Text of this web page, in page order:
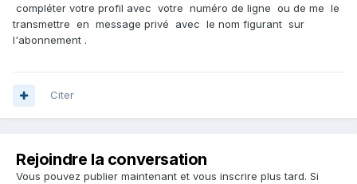
compléter votre profil avec votre numéro de ligne ou de me le
transmettre en message privé avec le nom figurant sur
l'abonnement .
Citer
Rejoindre la conversation
Vous pouvez publier maintenant et vous inscrire plus tard. Si